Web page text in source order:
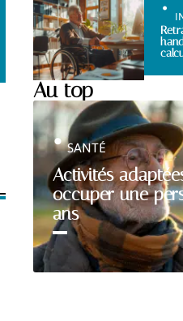
Au top
Activités
occuper une
ans
SANTÉ